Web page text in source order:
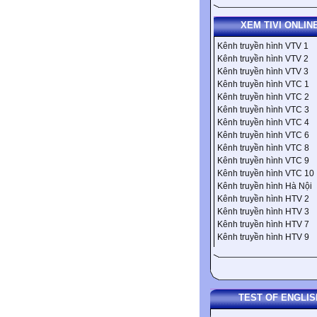
XEM TIVI
Kênh truyền hình VTV 1
Kênh truyền hình VTV 2
Kênh truyền hình VTV 3
Kênh truyền hình VTC 1
Kênh truyền hình VTC 2
Kênh truyền hình VTC 3
Kênh truyền hình VTC 4
Kênh truyền hình VTC 6
Kênh truyền hình VTC 8
Kênh truyền hình VTC 9
Kênh truyền hình VTC 10
Kênh truyền hình Hà Nội
Kênh truyền hình HTV 2
Kênh truyền hình HTV 3
Kênh truyền hình HTV 7
Kênh truyền hình HTV 9
TEST OF